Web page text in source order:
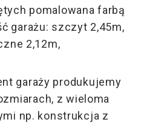
pomalowana farbą
garażu: szczyt 2,45m,
2,12m,
garaży produkujemy
z wieloma
np. konstrukcja z